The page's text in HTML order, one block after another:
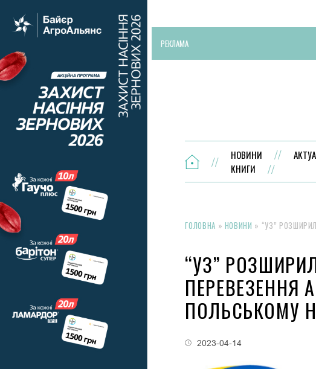
РЕКЛАМА
НОВИНИ
КНИГИ
ГОЛОВНА » НОВИНИ » “УЗ”
“УЗ”
ПЕРЕВЕЗЕННЯ
ПОЛЬСЬКОМУ
2023-04-14